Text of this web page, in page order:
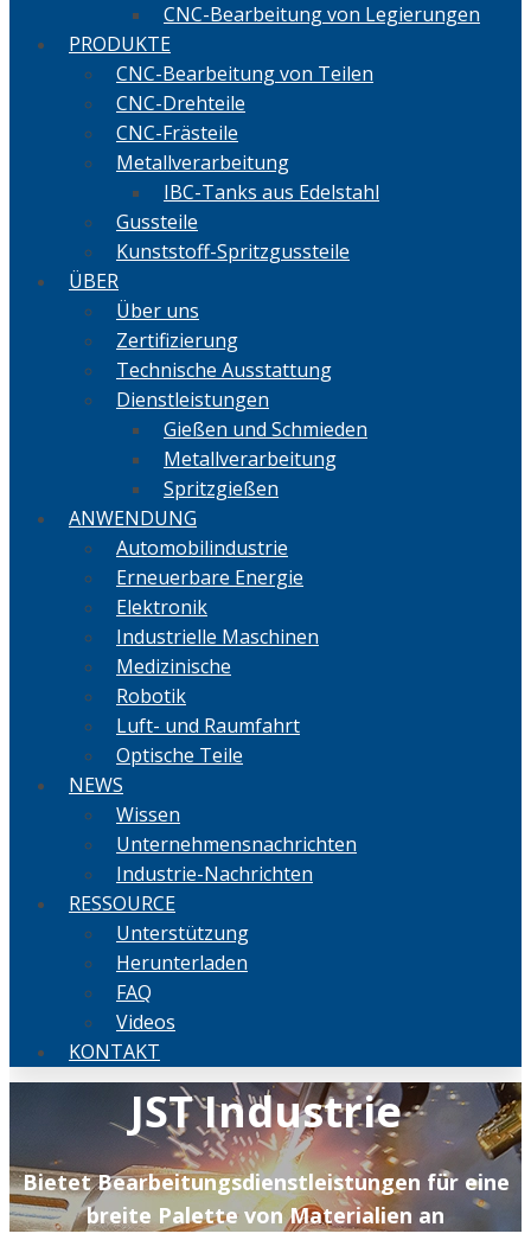
CNC-Bearbeitung von Legierungen
PRODUKTE
CNC-Bearbeitung von Teilen
CNC-Drehteile
CNC-Frästeile
Metallverarbeitung
IBC-Tanks aus Edelstahl
Gussteile
Kunststoff-Spritzgussteile
ÜBER
Über uns
Zertifizierung
Technische Ausstattung
Dienstleistungen
Gießen und Schmieden
Metallverarbeitung
Spritzgießen
ANWENDUNG
Automobilindustrie
Erneuerbare Energie
Elektronik
Industrielle Maschinen
Medizinische
Robotik
Luft- und Raumfahrt
Optische Teile
NEWS
Wissen
Unternehmensnachrichten
Industrie-Nachrichten
RESSOURCE
Unterstützung
Herunterladen
FAQ
Videos
KONTAKT
JST Industrie
Bietet Bearbeitungsdienstleistungen für eine
breite Palette von Materialien an